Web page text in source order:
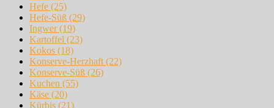
Hefe (25)
Hefe-Süß (29)
Ingwer(19)
Kartoffel (23)
Kokos (18)
Konserve-Herzhaft (22)
Konserve-Süß (26)
Kuchen (55)
Käse (20)
Kürbis (21)